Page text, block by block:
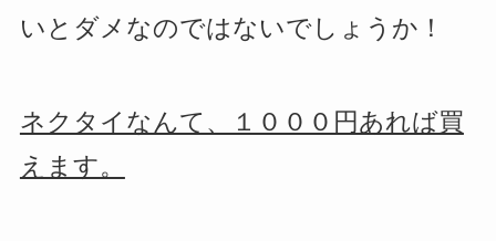
いとダメなのではないでしょうか！
ネクタイなんて、１０００円あれば買
えます。